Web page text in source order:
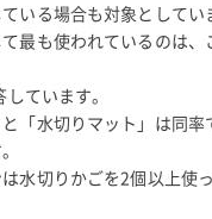
いる場合も対象としてい
最も使われているのは、
ています。
と「水切りマット」は同
水切りかごを2個以上使